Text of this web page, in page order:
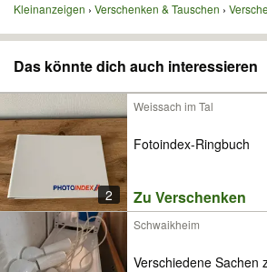
Kleinanzeigen Verschenken & Tauschen
Das könnte dich auch interessieren
2
Weissach im Tal
Fotoindex-Ringbuch
Zu Verschenken
Schwaikheim
Verschiedene Sachen